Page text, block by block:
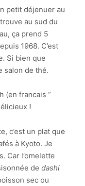
petit déjenuer au
au sud du
ça prend 5
1968. C’est
Si bien que
salon de thé.
(en francais ”
!
c’est un plat que
à Kyoto. Je
Car l’omelette
de dashi
sec ou